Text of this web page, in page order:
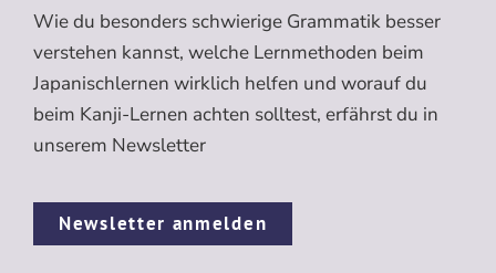
Wie du besonders schwierige Grammatik besser
verstehen kannst, welche Lernmethoden beim
Japanischlernen wirklich helfen und worauf du
beim Kanji-Lernen achten solltest, erfährst du in
unserem Newsletter
Newsletter anmelden